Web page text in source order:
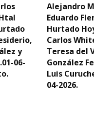
y
06-
Alejandro
Eduardo
Hurtado
Carlos
Teresa del
González
Luis
04-2026.